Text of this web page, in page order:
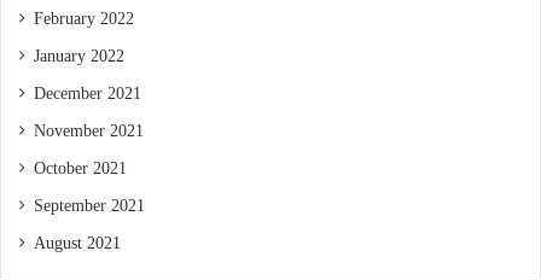
February 2022
January 2022
December 2021
November 2021
October 2021
September 2021
August 2021